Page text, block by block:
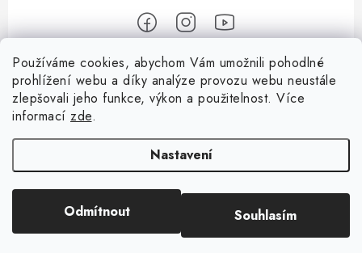
Používáme cookies, abychom Vám umožnili pohodlné
prohlížení webu a díky analýze provozu webu neustále
zlepšovali jeho funkce, výkon a použitelnost. Více
informací zde.
Nastavení
Odmítnout Souhlasím
Informace pro vás
Dopravné
Kontaktujte nás
Hodnocení obchodu
Tipy na tvoření
Jutový Mikuláš, anděl a čert - perfektní zábava pro děti
Mikuláš, anděl a čert - perfektní tvoření pro děti
Vytvořil Shoptet
Copyright 2026CENTROFLOR, s.r.o. . Všechna práva vyhrazena.